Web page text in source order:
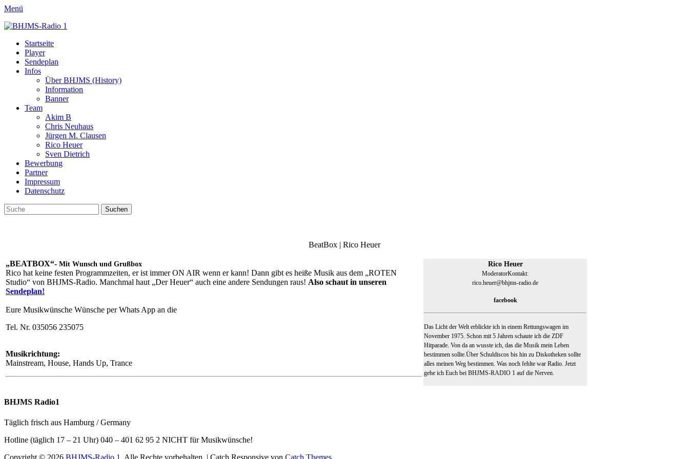
Menü
BHJMS-Radio 1
Primäres
Menü
Zum
Inhalt
springen
Startseite
Player
Sendeplan
Infos
Über BHJMS (History)
Information
Banner
Team
Akim B
Chris Neuhaus
Jürgen M. Clausen
Rico Heuer
Sven Dietrich
Bewerbung
Partner
Impressum
Datenschutz
Suchen
Suchen
nach:
BeatBox | Rico Heuer
„BEATBOX“- Mit Wunsch und Grußbox
Rico hat keine festen Programmzeiten, er ist immer ON AIR wenn er kann! Dann gibt es heiße Musik aus dem „ROTEN
Studio“ von BHJMS-Radio. Manchmal haut „Der Heuer“ auch eine andere Sendungen raus! Also schaut in unseren
Sendeplan!
Eure Musikwünsche Wünsche per Whats App an die
Tel. Nr. 035056 235075
Musikrichtung:
Mainstream, House, Hands Up, Trance
Rico Heuer
ModeratorKontakt:
rico.heuer@bhjms-radio.de
facebook
Das Licht der Welt erblickte ich in einem Rettungswagen im
November 1975. Schon mit 5 Jahren schaute ich die ZDF
Hitparade. Von da an wusste ich, das die Musik mein Leben
bestimmen sollte.Über Schuldiscos bis hin zu Diskotheken sollte
alles meinen Weg bestimmen. Was noch fehlte war Radio. Jetzt
gehe ich Euch bei BHJMS-RADIO 1 auf die Nerven.
BHJMS Radio1
Täglich frisch aus Hamburg / Germany
Hotline (täglich 17 – 21 Uhr) 040 – 401 62 95 2 NICHT für Musikwünsche!
Copyright © 2026 BHJMS-Radio 1 . Alle Rechte vorbehalten. | Catch Responsive von Catch Themes